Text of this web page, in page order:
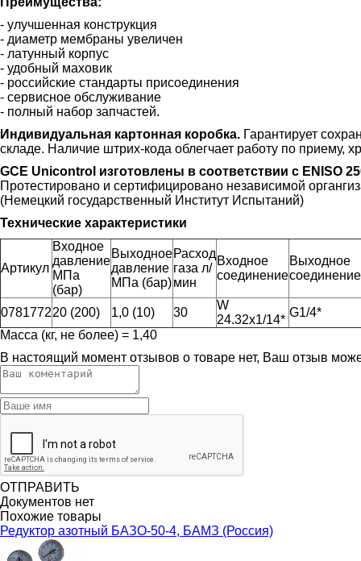
- улучшенная конструкция
- диаметр мембраны увеличен
- латунный корпус
- удобный маховик
- российские стандарты присоединения
- сервисное обслуживание
- полный набор запчастей.
Индивидуальная картонная коробка. Гарантирует
складе. Наличие штрих-кода облегчает работу по приему,
GCE Unicontrol изготовлены в соответствии с EN ISO
Протестировано и сертифицировано независимой
(Немецкий государственный Институт Испытаний)
Технические характеристики
Артикул
Входное
давление
МПа
(бар)
Выходное
давление
МПа (бар)
Расход
газа л/
мин
Входное
соединение
Выходное
соединение
078177220 (200) 1,0 (10) 30
W
24.32х1/14*
G1/4*
Масса (кг, не более) = 1,40
В настоящий момент отзывов о товаре нет, Ваш отзыв
ОТПРАВИТЬ
Документов нет
Похожие товары
Редуктор азотный БАЗО-50-4, БАМЗ (Россия)